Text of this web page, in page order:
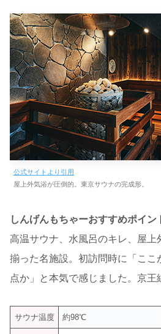
公式サイトより引用
屋上外気浴が圧倒的。東京サウナの完成形。
しんげんもちゃーおすすめポイン
高温サウナ、水風呂のキレ、屋上
揃った名施設。初訪問時に「ここ
点か」と本気で感じました。京王
サウナ温度 約98℃